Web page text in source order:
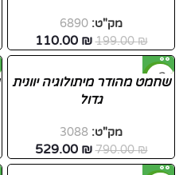
מק"ט: 6890
199.00₪
110.00 ₪
-33%
שחמט מהודר מיתולוגיה יוונית
גדול
מק"ט: 3088
790.00₪
529.00 ₪